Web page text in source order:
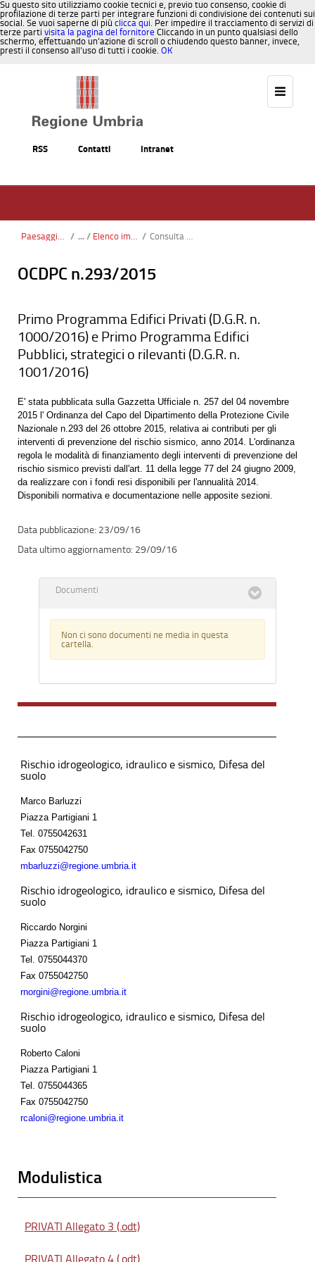
Su questo sito utilizziamo cookie tecnici e, previo tuo consenso, cookie di
profilazione di terze parti per integrare funzioni di condivisione dei contenuti sui
social. Se vuoi saperne di più clicca qui. Per impedire il tracciamento di servizi di
terze parti visita la pagina del fornitore Cliccando in un punto qualsiasi dello
schermo, effettuando un’azione di scroll o chiudendo questo banner, invece,
presti il consenso all’uso di tutti i cookie. OK
RSS Contatti Intranet
Paesaggio, Territorio, Urbanistica / Elenco imprese inadempienti / Consulta elenco on line
OCDPC n.293/2015
Primo Programma Edifici Privati (D.G.R. n.
1000/2016) e Primo Programma Edifici
Pubblici, strategici o rilevanti (D.G.R. n.
1001/2016)
E' stata pubblicata sulla Gazzetta Ufficiale n. 257 del 04 novembre
2015 l' Ordinanza del Capo del Dipartimento della Protezione Civile
Nazionale n.293 del 26 ottobre 2015, relativa ai contributi per gli
interventi di prevenzione del rischio sismico, anno 2014. L'ordinanza
regola le modalità di finanziamento degli interventi di prevenzione del
rischio sismico previsti dall'art. 11 della legge 77 del 24 giugno 2009,
da realizzare con i fondi resi disponibili per l'annualità 2014.
Disponibili normativa e documentazione nelle apposite sezioni.
23/09/16
29/09/16
Documenti
Non ci sono documenti ne media in questa
cartella.
Rischio idrogeologico, idraulico e sismico, Difesa del
suolo
Marco Barluzzi
Piazza Partigiani 1
Tel.
0755042631
Fax 0755042750
mbarluzzi@regione.umbria.it
Rischio idrogeologico, idraulico e sismico, Difesa del
suolo
Riccardo Norgini
Piazza Partigiani 1
Tel.
0755044370
Fax 0755042750
rnorgini@regione.umbria.it
Rischio idrogeologico, idraulico e sismico, Difesa del
suolo
Roberto Caloni
Piazza Partigiani 1
Tel.
0755044365
Fax 0755042750
rcaloni@regione.umbria.it
Modulistica
PRIVATI Allegato 3 (.odt)
PRIVATI Allegato 4 (.odt)